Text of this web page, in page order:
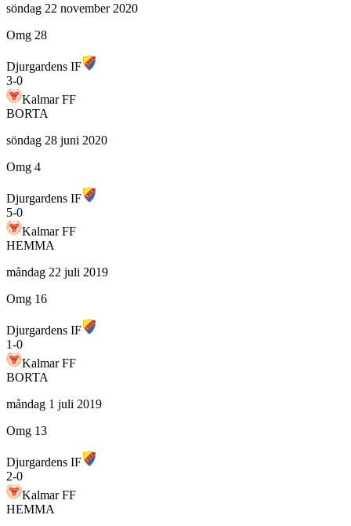
söndag 22 november 2020
Omg 28
Djurgardens IF
3-0
Kalmar FF
BORTA
söndag 28 juni 2020
Omg 4
Djurgardens IF
5-0
Kalmar FF
HEMMA
måndag 22 juli 2019
Omg 16
Djurgardens IF
1-0
Kalmar FF
BORTA
måndag 1 juli 2019
Omg 13
Djurgardens IF
2-0
Kalmar FF
HEMMA